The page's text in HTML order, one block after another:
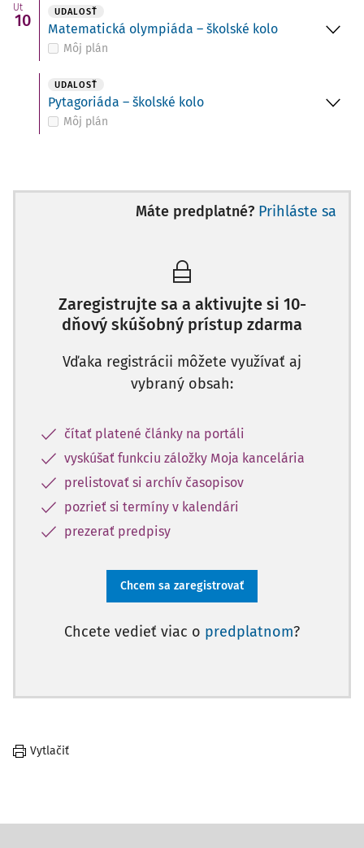
Ut
10 UDALOSŤ
Matematická olympiáda – školské kolo
Môj plán
UDALOSŤ
Pytagoriáda – školské kolo
Môj plán
Máte predplatné? Prihláste sa
Zaregistrujte sa a aktivujte si 10-
dňový skúšobný prístup zdarma
Vďaka registrácii môžete využívať aj
vybraný obsah:
čítať platené články na portáli
vyskúšať funkciu záložky Moja kancelária
prelistovať si archív časopisov
pozrieť si termíny v kalendári
prezerať predpisy
Chcem sa zaregistrovať
Chcete vedieť viac o predplatnom?
Vytlačiť